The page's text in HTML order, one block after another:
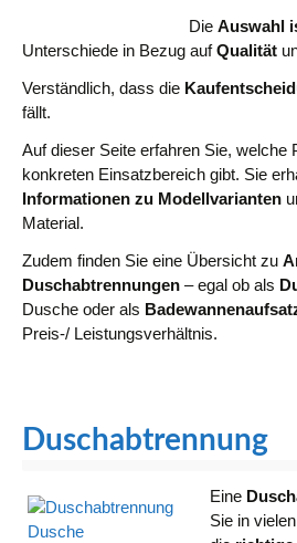
Die Auswahl
Unterschiede in Bezug aufQualität
Verständlich, dass die
fällt.
Auf dieser Seite erfahren Sie, welche
konkreten Einsatzbereich gibt. Sie
Informationen zu Modellvarianten
Material.
Zudem finden Sie eine Übersicht zu
Duschabtrennungen – egal ob als
Dusche oder als
Preis-/ Leistungsverhältnis.
Duschabtrennung
Eine
Sie in